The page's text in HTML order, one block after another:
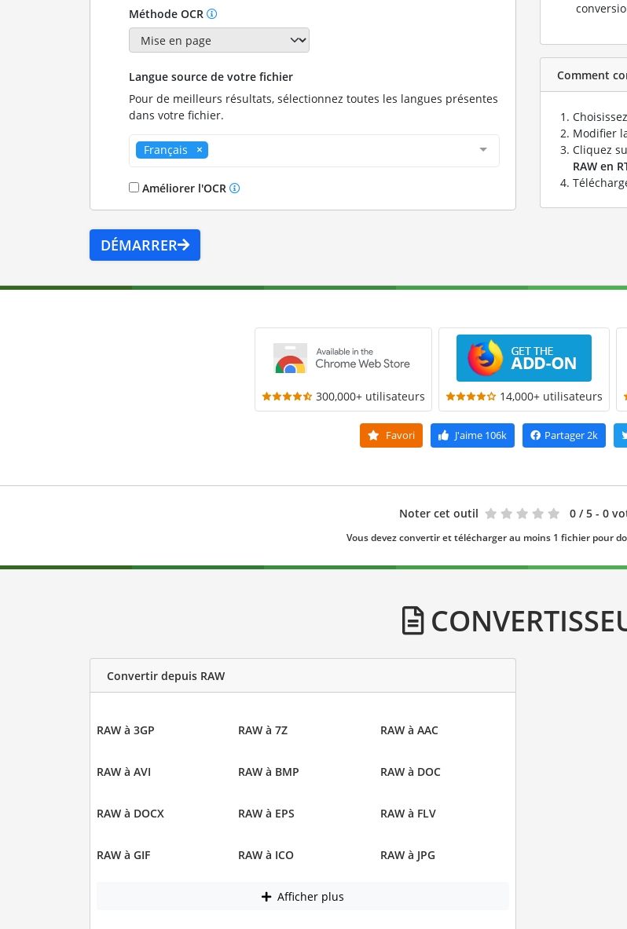
Méthode OCR
Langue source de votre fichier
Pour de meilleurs résultats, sélectionnez toutes les langues présentes
dans votre fichier.
Français
Améliorer l'OCR
DÉMARRER
Comment
Modifier
Cliquez
RAW en
300,000+ utilisateurs 14,000+ utilisateurs
Favori J'aime106k Partager2k
Noter cet outil 0 / 5 - 0
Vous devez convertir et télécharger au moins 1 fichier pour
Convertir depuis RAW
RAW à 3GP RAW à 7Z RAW à AAC
RAW à AVI RAW à BMP RAW à DOC
RAW à DOCX RAW à EPS RAW à FLV
RAW à GIF RAW à ICO RAW à JPG
Afficher plus